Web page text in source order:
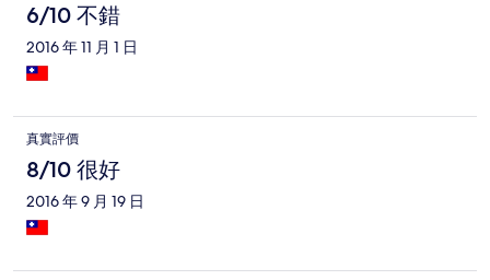
6/10 不錯
2016 年 11 月 1 日
真實評價
8/10 很好
2016 年 9 月 19 日